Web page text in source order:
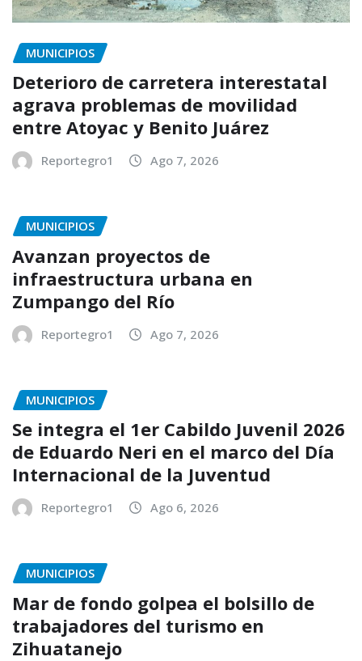
MUNICIPIOS
Deterioro de carretera interestatal
agrava problemas de movilidad
entre Atoyac y Benito Juárez
Reportegro1 Ago 7, 2026
MUNICIPIOS
Avanzan proyectos de
infraestructura urbana en
Zumpango del Río
Reportegro1 Ago 7, 2026
MUNICIPIOS
Se integra el 1er Cabildo Juvenil 2026
de Eduardo Neri en el marco del Día
Internacional de la Juventud
Reportegro1 Ago 6, 2026
MUNICIPIOS
Mar de fondo golpea el bolsillo de
trabajadores del turismo en
Zihuatanejo